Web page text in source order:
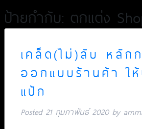
ป้ายกำกับ: ตกแต่ง
เคล็ด(ไม่)ลับ หลัก
ออกแบบร้านค้า ให้
แป้ก
Posted 21 กุมภาพันธ์ 2020 by